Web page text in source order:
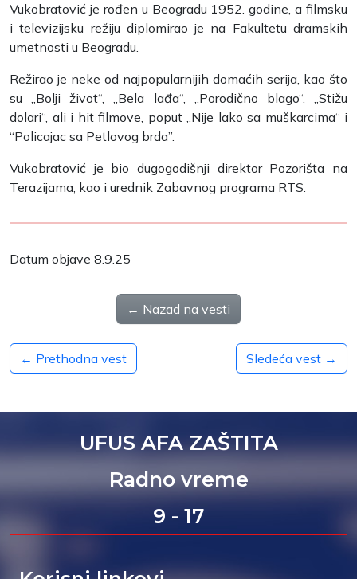
Vukobratović je rođen u Beogradu 1952. godine, a filmsku
i televizijsku režiju diplomirao je na Fakultetu dramskih
umetnosti u Beogradu.
Režirao je neke od najpopularnijih domaćih serija, kao što
su „Bolji život“, „Bela lađa“, „Porodično blago“, „Stižu
dolari“, ali i hit filmove, poput „Nije lako sa muškarcima“ i
“Policajac sa Petlovog brda”.
Vukobratović je bio dugogodišnji direktor Pozorišta na
Terazijama, kao i urednik Zabavnog programa RTS.
Datum objave 8.9.25
← Nazad na vesti
← Prethodna vest Sledeća vest →
UFUS AFA ZAŠTITA
Radno vreme
9 - 17